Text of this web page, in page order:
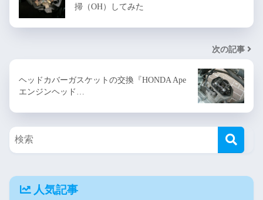
掃（OH）してみた
次の記事
ヘッドカバーガスケットの交換『HONDA Ape
エンジンヘッド…
人気記事